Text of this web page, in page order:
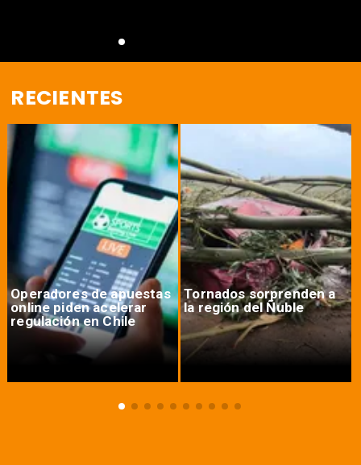
RECIENTES
Operadores de apuestas
online piden acelerar
regulación en Chile
Tornados sorprenden a
la región del Ñuble